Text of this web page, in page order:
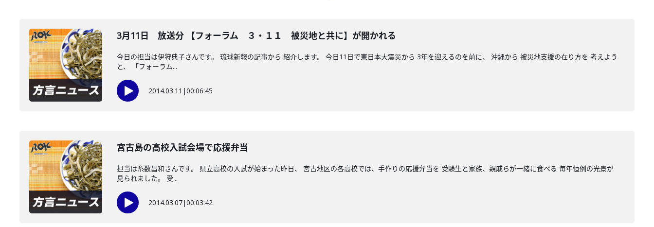
3月11日 放送分 【フォーラム ３・１１ 被災地と共に】が開かれる
今日の担当は伊狩典子さんです。 琉球新報の記事から 紹介します。 今日11日で東日本大震災から 3年を迎えるのを前に、 沖縄から 被災地支援の在り方を 考えよう
と、 「フォーラム...
2014.03.11 |00:06:45
宮古島の高校入試会場で応援弁当
担当は糸数昌和さんです。 県立高校の入試が始まった昨日、 宮古地区の各高校では、手作りの応援弁当を 受験生と家族、親戚らが一緒に食べる 毎年恒例の光景が
見られました。 受...
2014.03.07|00:03:42